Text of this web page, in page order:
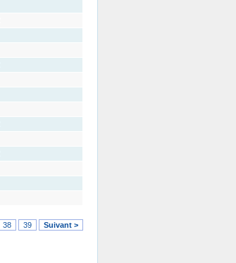
38 39 Suivant >